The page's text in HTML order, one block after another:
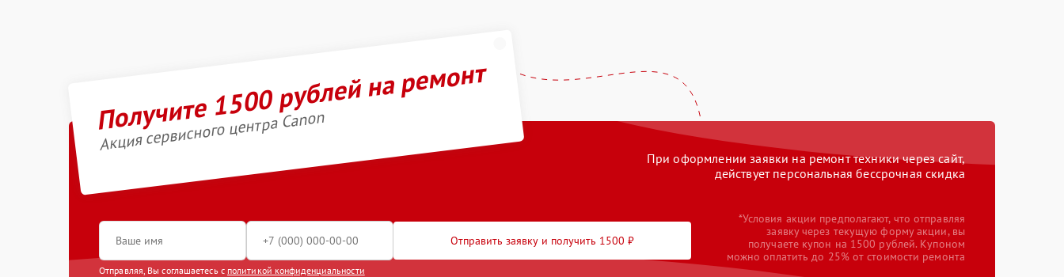
Получите 1500 рублей на ремонт
Акция сервисного центра Canon
При оформлении заявки на ремонт техники через сайт,
действует персональная бессрочная скидка
Отправить заявку и получить 1500 ₽
Отправляя, Вы соглашаетесь с политикой конфиденциальности
*Условия акции предполагают, что отправляя
заявку через текущую форму акции, вы
получаете купон на 1500 рублей. Купоном
можно оплатить до 25% от стоимости ремонта